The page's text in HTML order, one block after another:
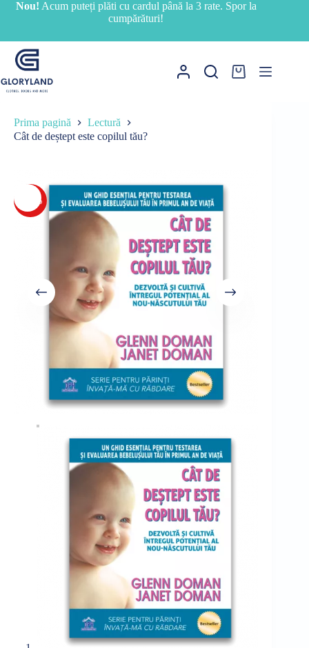
SariNou! Acum puteți plăti cu cardul până la 3 rate. Spor la
cumpărături!
Coș
Prima pagină
Lectură
Cât de deștept este copilul tău?
-31%